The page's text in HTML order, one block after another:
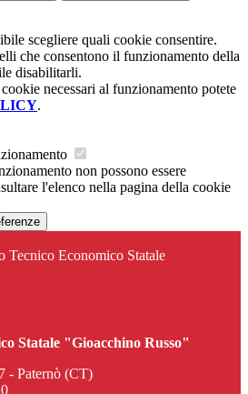
scegliere quali cookie consentire.
che consentono il funzionamento della
disabilitarli.
necessari al funzionamento potete
.
non possono essere
l'elenco nella pagina della cookie
Tecnico Economico Statale
Statale "Gioacchino Russo"
- Paternò (CT)